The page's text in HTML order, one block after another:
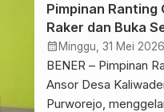
Pimpinan Ranting
Raker dan Buka
Perkuat
calendar_month Minggu, 31 Mei 2026
BENER – Pimpinan
Ansor Desa
Purworejo,